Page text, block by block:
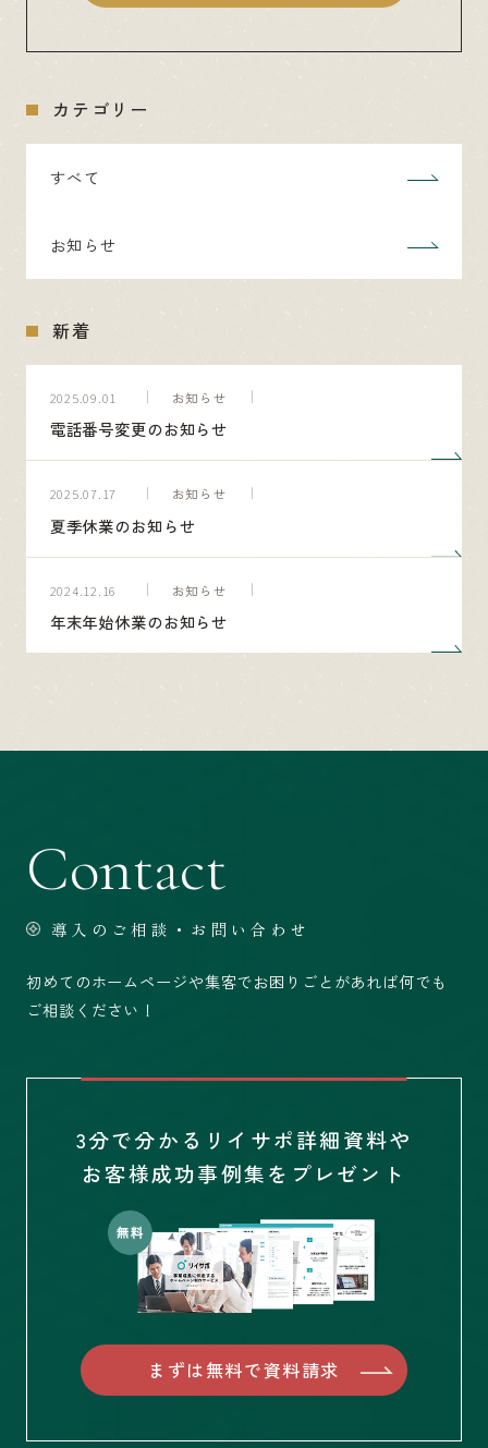
カテゴリー
すべて
お知らせ
新着
2025.09.01 お知らせ
電話番号変更のお知らせ
2025.07.17 お知らせ
夏季休業のお知らせ
2024.12.16 お知らせ
年末年始休業のお知らせ
Contact
導入のご相談・お問い合わせ
初めてのホームページや集客でお困りごとがあれば何でも
ご相談ください！
3分で分かるリイサポ詳細資料や
お客様成功事例集をプレゼント
まずは無料で資料請求